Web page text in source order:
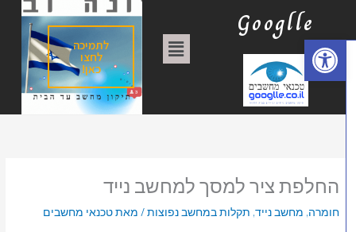
פתח סרגל נגישות
Googlle
תפריט לתמיכה
לחצו
כאן!
החלפת ציר למסך למחשב נייד
חומרה,מחשב נייד,תקלות במחשב נפוצות/ מאתטכנאי מחשבים